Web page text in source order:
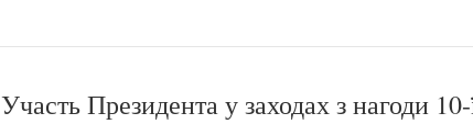
Участь Президента у заходах з нагоди 10-